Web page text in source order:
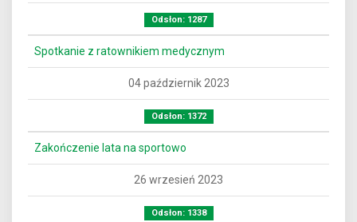
Odsłon: 1287
Spotkanie z ratownikiem medycznym
04 październik 2023
Odsłon: 1372
Zakończenie lata na sportowo
26 wrzesień 2023
Odsłon: 1338